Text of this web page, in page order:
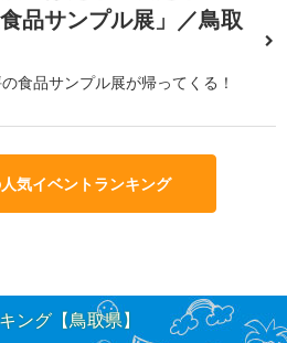
食品サンプル展」／鳥取
食品サンプル展が帰ってくる！
気イベントランキング
ング【鳥取県】